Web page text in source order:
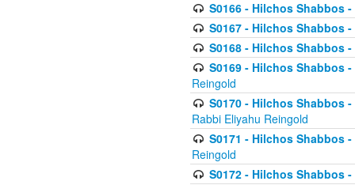
S0166 - Hilchos Shabbos
S0167 - Hilchos Shabbos
S0168 - Hilchos Shabbos
S0169 - Hilchos Shabbos
Reingold
S0170 - Hilchos Shabbos
Rabbi Eliyahu Reingold
S0171 - Hilchos Shabbos
Reingold
S0172 - Hilchos Shabbos